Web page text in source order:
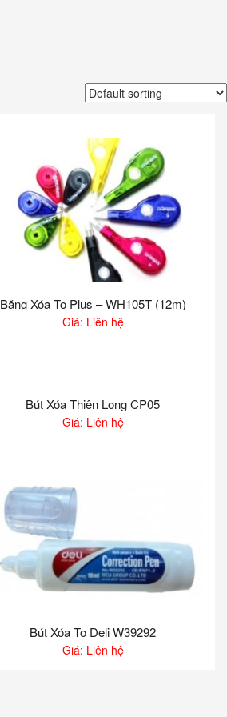
Băng Xóa To Plus – WH105T (12m)
Giá: Liên hệ
Bút Xóa Thiên Long CP05
Giá: Liên hệ
Bút Xóa To Deli W39292
Giá: Liên hệ